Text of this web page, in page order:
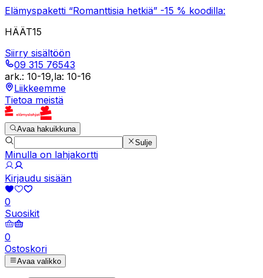
Elämyspaketti “Romanttisia hetkiä” -15 % koodilla:
HÄÄT15
Siirry sisältöön
09 315 76543
ark.: 10-19,la: 10-16
Liikkeemme
Tietoa meistä
Avaa hakuikkuna
Sulje
Minulla on lahjakortti
Kirjaudu sisään
0
Suosikit
0
Ostoskori
Avaa valikko